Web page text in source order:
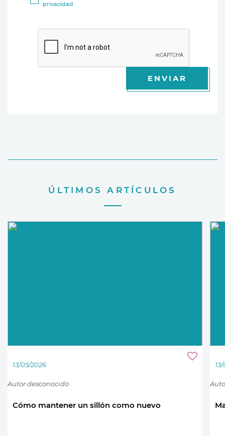
privacidad
ENVIAR
ÚLTIMOS ARTÍCULOS
13/05/2026
Autor desconocido
Cómo mantener un sillón como nuevo